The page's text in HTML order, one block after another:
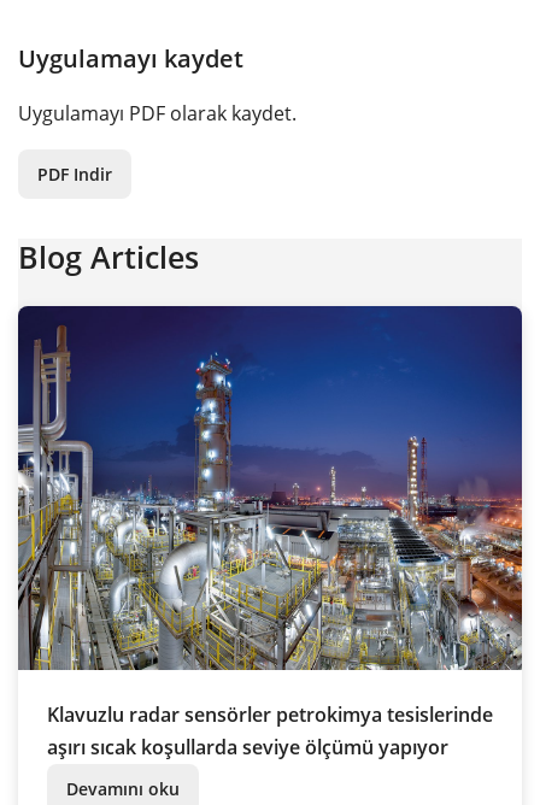
Uygulamayı kaydet
Uygulamayı PDF olarak kaydet.
PDF Indir
Blog Articles
Klavuzlu radar sensörler petrokimya tesislerinde
aşırı sıcak koşullarda seviye ölçümü yapıyor
Devamını oku